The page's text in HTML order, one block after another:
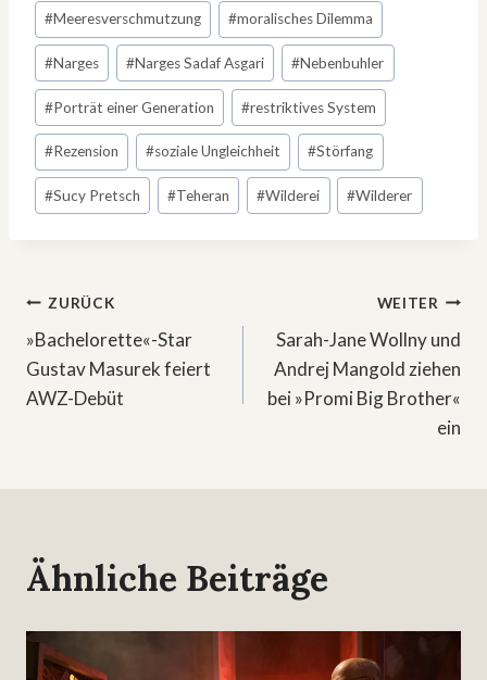
#Meeresverschmutzung #moralisches Dilemma
#Narges #Narges Sadaf Asgari #Nebenbuhler
#Porträt einer Generation #restriktives System
#Rezension #soziale Ungleichheit #Störfang
#Sucy Pretsch #Teheran #Wilderei #Wilderer
Beitragsnavigation
ZURÜCK
»Bachelorette«-Star
Gustav Masurek feiert
AWZ-Debüt
WEITER
Sarah-Jane Wollny und
Andrej Mangold ziehen
bei »Promi Big Brother«
ein
Ähnliche Beiträge